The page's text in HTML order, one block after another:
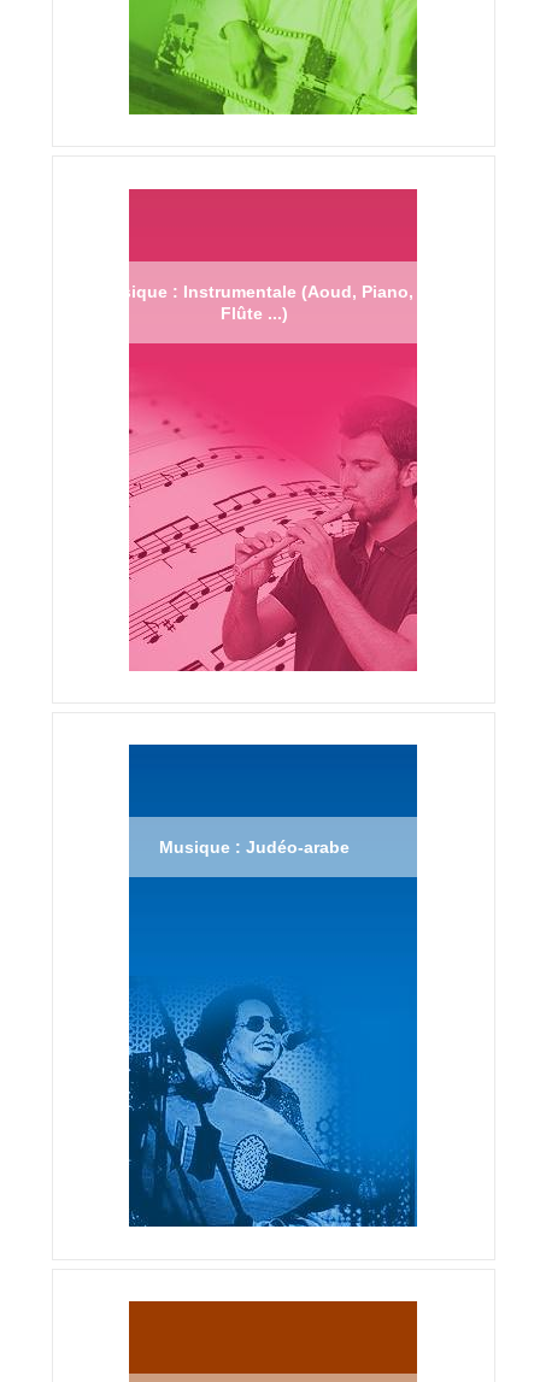
Musique : Instrumentale (Aoud, Piano,
Flûte ...)
Musique : Judéo-arabe